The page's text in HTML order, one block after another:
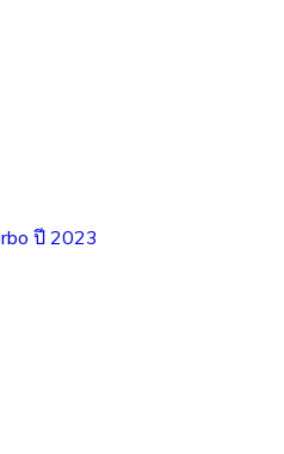
ปี 2023